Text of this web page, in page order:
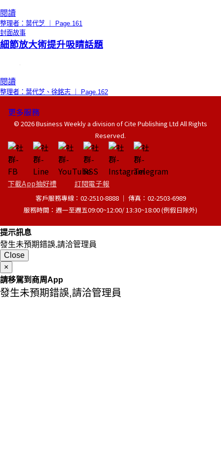
閱讀
整理者：葉代芝 ｜ Page.161
封面故事
細節放大術提升吸睛話題
閱讀
整理者：葉代芝、徐銘志 ｜ Page.162
更多服務
© 2026 Business Weekly a division of Cite Publishing Ltd All Rights
Reserved.
下載App抽好禮 訂閱電子報
客戶服務專線：02-2510-8888 │ 傳真：02-2503-6989
服務時間：週一至週五09:00~12:00/ 13:30~18:00 (例假日除外)
提示訊息
發生未預期錯誤,請洽管理員
Close
×
請移駕到商周App
發生未預期錯誤,請洽管理員